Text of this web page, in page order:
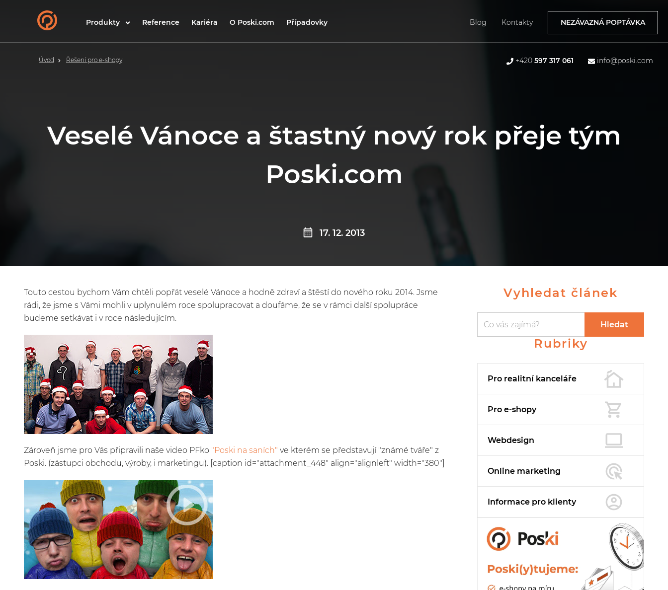
Produkty Reference Kariéra O Poski.com Případovky Blog Kontakty NEZÁVAZNÁ POPTÁVKA
Úvod Řešení pro e-shopy +420597 317 061 info@poski.com
Veselé Vánoce a štastný nový rok přeje tým
Poski.com
17. 12. 2013
Touto cestou bychom Vám chtěli popřát veselé Vánoce a hodně zdraví a štěstí do nového roku 2014. Jsme
rádi, že jsme s Vámi mohli v uplynulém roce spolupracovat a doufáme, že se v rámci další spolupráce
budeme setkávat i v roce následujícím.
Zároveň jsme pro Vás připravili naše video PFko "Poski na saních" ve kterém se představují "známé tváře" z
Poski. (zástupci obchodu, výroby, i marketingu). [caption id="attachment_448" align="alignleft" width="380"]
Vyhledat článek
Vyhledávání Hledat
Rubriky
Pro realitní kanceláře
Pro e-shopy
Webdesign
Online marketing
Informace pro klienty